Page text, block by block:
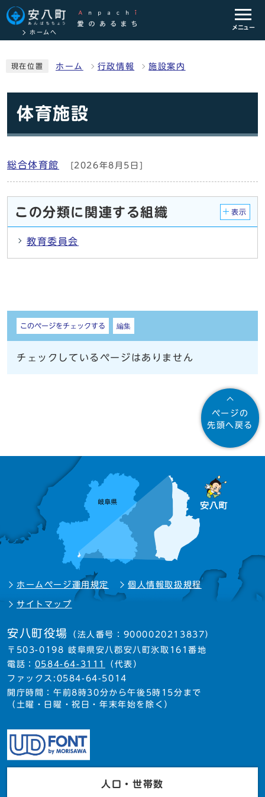
ホームへ
メニュー
現在位置 ホーム 行政情報 施設案内
体育施設
総合体育館 [2026年8月5日]
この分類に関連する組織 表示
教育委員会
しおり
このページをチェックする 編集
チェックしているページはありません
ページの
先頭へ戻る
ホームページ運用規定 個人情報取扱規程
サイトマップ
安八町役場 （法人番号：9000020213837）
〒503-0198 岐阜県安八郡安八町氷取161番地
電話： 0584-64-3111
（代表）
ファックス:0584-64-5014
開庁時間：午前8時30分から午後5時15分まで
（土曜・日曜・祝日・年末年始を除く）
人口・世帯数